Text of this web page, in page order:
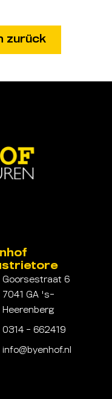
Goorsestraat 6
7041 GA 's-
Heerenberg
0314 - 662419
info@byenhof.nl